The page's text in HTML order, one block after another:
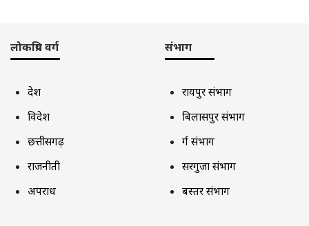
लोकप्रिय वर्ग
देश
विदेश
छत्तीसगढ़
राजनीती
अपराध
संभाग
रायपुर संभाग
बिलासपुर संभाग
दुर्ग संभाग
सरगुजा संभाग
बस्तर संभाग